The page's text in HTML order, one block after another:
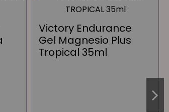
Victory Endurance
Gel Magnesio Plus
Tropical 35ml